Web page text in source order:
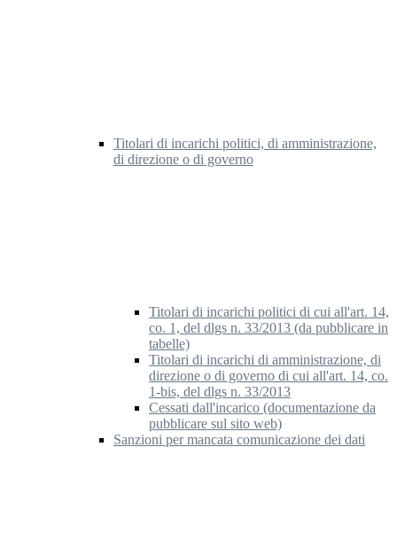
Titolari di incarichi politici, di amministrazione,
di direzione o di governo
Titolari di incarichi politici di cui all'art. 14,
co. 1, del dlgs n. 33/2013 (da pubblicare in
tabelle)
Titolari di incarichi di amministrazione, di
direzione o di governo di cui all'art. 14, co.
1-bis, del dlgs n. 33/2013
Cessati dall'incarico (documentazione da
pubblicare sul sito web)
Sanzioni per mancata comunicazione dei dati